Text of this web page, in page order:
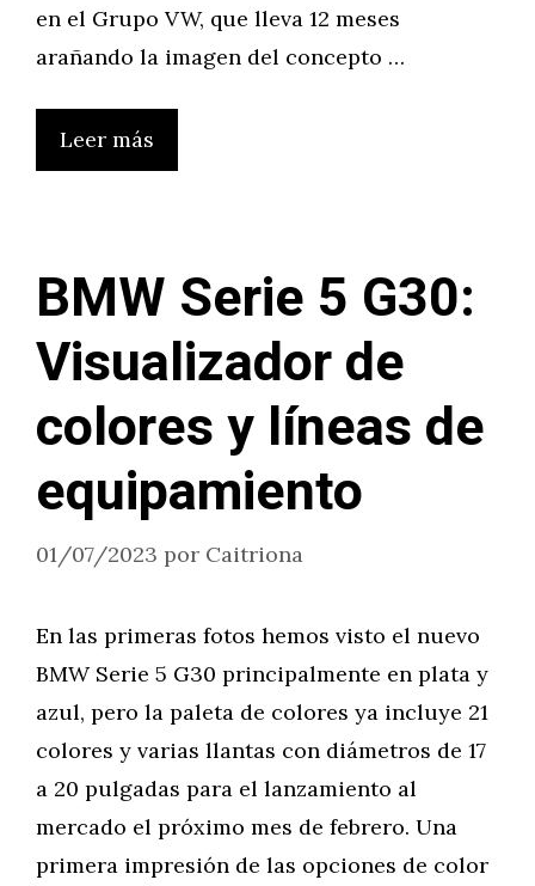
en el Grupo VW, que lleva 12 meses
arañando la imagen del concepto …
Leer más
BMW Serie 5 G30:
Visualizador de
colores y líneas de
equipamiento
01/07/2023 por Caitriona
En las primeras fotos hemos visto el nuevo
BMW Serie 5 G30 principalmente en plata y
azul, pero la paleta de colores ya incluye 21
colores y varias llantas con diámetros de 17
a 20 pulgadas para el lanzamiento al
mercado el próximo mes de febrero. Una
primera impresión de las opciones de color